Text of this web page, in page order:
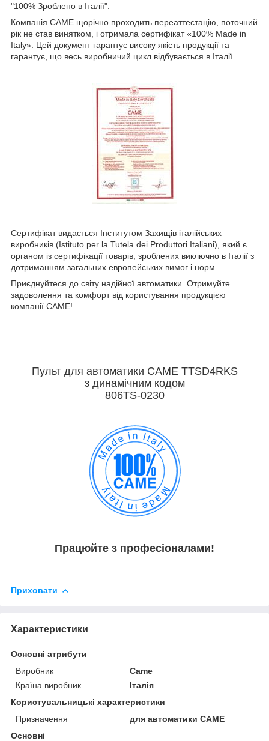
"100% Зроблено в Італії":
Компанія CAME щорічно проходить переаттестацію, поточний
рік не став винятком, і отримала сертифікат «100% Made in
Italy». Цей документ гарантує високу якість продукції та
гарантує, що весь виробничий цикл відбувається в Італії.
Сертифікат видається Інститутом Захищів італійських
виробників (Istituto per la Tutela dei Produttori Italiani), який є
органом із сертифікації товарів, зроблених виключно в Італії з
дотриманням загальних европейських вимог і норм.
Приєднуйтеся до світу надійної автоматики. Отримуйте
задоволення та комфорт від користування продукцією
компанії CAME!
Пульт для автоматики CAME TTSD4RKS
з динамічним кодом
806TS-0230
Працюйте з професіоналами!
Приховати
Характеристики
Основні атрибути
Виробник
Came
Країна виробник
Італія
Користувальницькі характеристики
Призначення
для автоматики CAME
Основні